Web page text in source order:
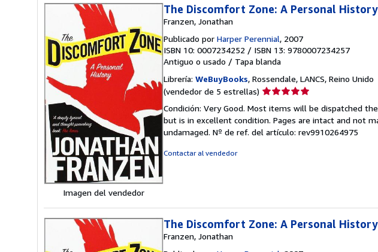
Imagen del vendedor
The Discomfort Zone: A Personal History
Franzen, Jonathan
Publicado por Harper Perennial, 2007
ISBN 10: 0007234252 / ISBN 13: 9780007234257
Antiguo o usado / Tapa blanda
Librería: WeBuyBooks, Rossendale, LANCS, Reino Unido
(vendedor de 5 estrellas) Calificación
vendedor:
5
de
Condición: Very Good. Most items will be dispatched
but is in excellent condition. Pages are intact and not
undamaged. Nº de ref. del artículo: rev9910264975
Contactar al vendedor
The Discomfort Zone: A Personal History
Franzen, Jonathan